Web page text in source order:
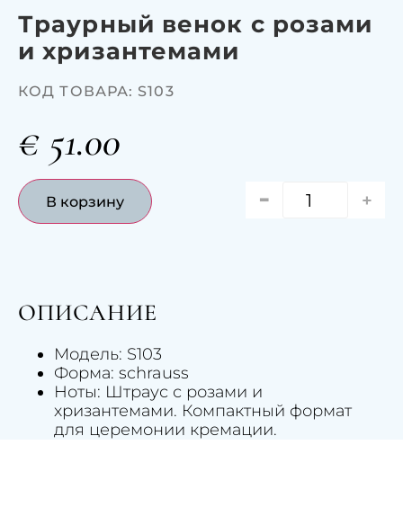
Траурный венок с розами
и хризантемами
КОД ТОВАРА: S103
€ 51.00
- +
В корзину
ОПИСАНИЕ
Модель: S103
Форма: schrauss
Ноты: Штраус с розами и
хризантемами. Компактный формат
для церемонии кремации.